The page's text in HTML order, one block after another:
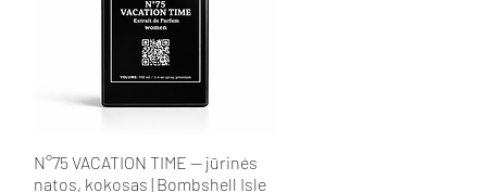
Greita peržiūra
N°75 VACATION TIME — jūrinės
natos, kokosas | Bombshell Isle